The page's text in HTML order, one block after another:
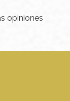
opiniones